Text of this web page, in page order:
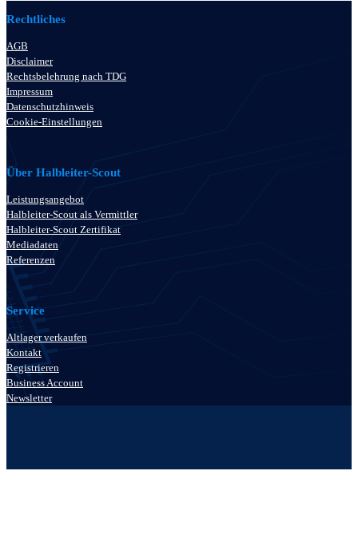
Rechtliches
AGB
Disclaimer
Rechtsbelehrung nach TDG
Impressum
Datenschutzhinweis
Cookie-Einstellungen
Über Halbleiter-Scout
Leistungsangebot
Halbleiter-Scout als Vermittler
Halbleiter-Scout Zertifikat
Mediadaten
Referenzen
Service
Altlager verkaufen
Kontakt
Registrieren
Business Account
Newsletter